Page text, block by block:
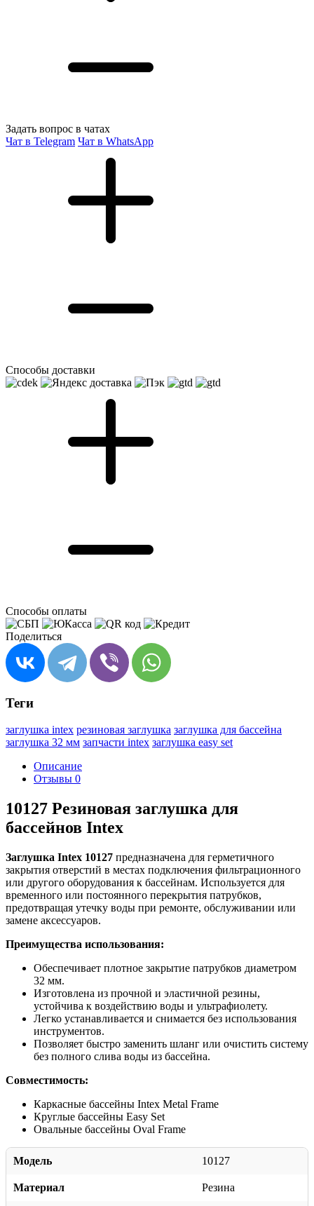
Задать вопрос в чатах
Чат в Telegram Чат в WhatsApp
Способы доставки
Способы оплаты
Поделиться
Теги
заглушка intex резиновая заглушка заглушка для бассейна
заглушка 32 мм запчасти intex заглушка easy set
Описание
Отзывы 0
10127 Резиновая заглушка для
бассейнов Intex
Заглушка Intex 10127 предназначена для герметичного
закрытия отверстий в местах подключения фильтрационного
или другого оборудования к бассейнам. Используется для
временного или постоянного перекрытия патрубков,
предотвращая утечку воды при ремонте, обслуживании или
замене аксессуаров.
Преимущества использования:
Обеспечивает плотное закрытие патрубков диаметром
32 мм.
Изготовлена из прочной и эластичной резины,
устойчива к воздействию воды и ультрафиолету.
Легко устанавливается и снимается без использования
инструментов.
Позволяет быстро заменить шланг или очистить систему
без полного слива воды из бассейна.
Совместимость:
Каркасные бассейны Intex Metal Frame
Круглые бассейны Easy Set
Овальные бассейны Oval Frame
Модель 10127
Материал Резина